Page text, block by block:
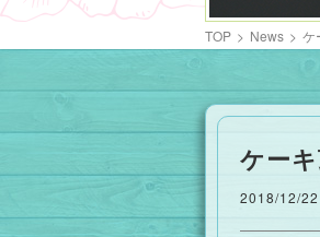
TOP > News > ケ
ケー
2018/12/